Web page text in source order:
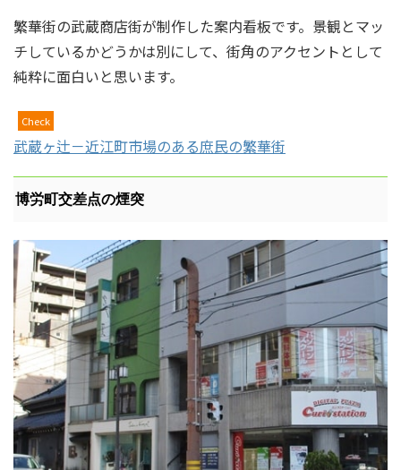
繁華街の武蔵商店街が制作した案内看板です。景観とマッ
チしているかどうかは別にして、街角のアクセントとして
純粋に面白いと思います。
Check
武蔵ヶ辻－近江町市場のある庶民の繁華街
博労町交差点の煙突